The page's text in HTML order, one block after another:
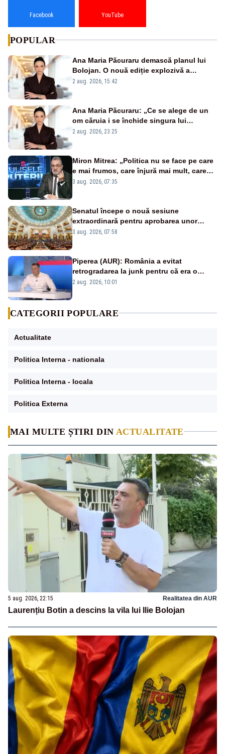
MAI MULTE ȘTIRI DIN ACTUALITATE
5 aug. 2026, 22:15 Realitatea din AUR
Laurențiu Botin a descins la vila lui Ilie Bolojan
Facebook YouTube
POPULAR
Ana Maria Păcuraru demască planul lui
Bolojan. O nouă ediție explozivă a
emisiunii „Miza Zilei” la Realitatea PLUS
2 aug. 2026, 15:42
Ana Maria Păcuraru: „Ce se alege de un
om căruia i se închide singura lui
portiță?”
2 aug. 2026, 23:25
Miron Mitrea: „Politica nu se face pe care
e mai frumos, care înjură mai mult, care
țipă mai tare, ci pe proiecte”
3 aug. 2026, 07:35
Senatul începe o nouă sesiune
extraordinară pentru aprobarea unor
jaloane din PNRR
3 aug. 2026, 07:58
Piperea (AUR): România a evitat
retrogradarea la junk pentru că era o
catastrofă pentru bănci și fondurile de
2 aug. 2026, 10:01
CATEGORII POPULARE
Actualitate
Politica Interna - nationala
Politica Interna - locala
Politica Externa